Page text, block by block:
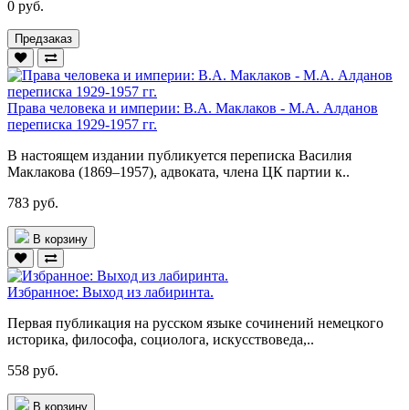
0 руб.
Предзаказ
Права человека и империи: В.А. Маклаков - М.А. Алданов
переписка 1929-1957 гг.
В настоящем издании публикуется переписка Василия
Маклакова (1869–1957), адвоката, члена ЦК партии к..
783 руб.
В корзину
Избранное: Выход из лабиринта.
Первая публикация на русском языке сочинений немецкого
историка, философа, социолога, искусствоведа,..
558 руб.
В корзину